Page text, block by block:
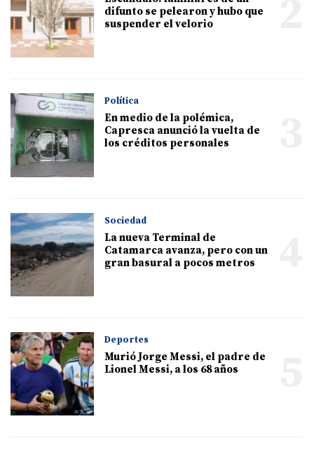
difunto se pelearon y hubo que
suspender el velorio
Política
En medio de la polémica,
Capresca anunció la vuelta de
los créditos personales
Sociedad
La nueva Terminal de
Catamarca avanza, pero con un
gran basural a pocos metros
Deportes
Murió Jorge Messi, el padre de
Lionel Messi, a los 68 años